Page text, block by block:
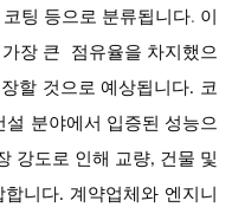
팅 등으로 분류됩니다. 이
가장 큰 점유율을 차지했으
할 것으로 예상됩니다. 코
분야에서 입증된 성능으
강도로 인해 교량, 건물 및
니다. 계약업체와 엔지니